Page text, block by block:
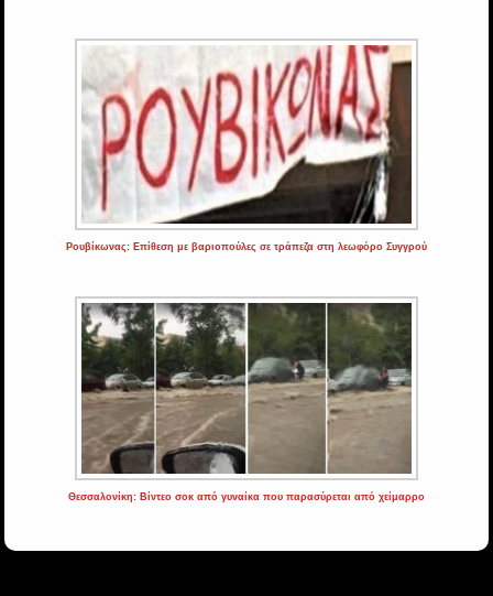
Ρουβίκωνας: Επίθεση με βαριοπούλες σε τράπεζα στη λεωφόρο Συγγρού
Θεσσαλονίκη: Βίντεο σοκ από γυναίκα που παρασύρεται από χείμαρρο